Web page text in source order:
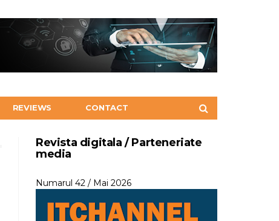
REVIEWS CONTACT
Revista digitala / Parteneriate
media
Numarul 42 / Mai 2026